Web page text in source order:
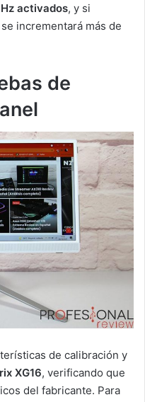
activados, y si
incrementará más de
de
de calibración y
XG16, verificando que
del fabricante. Para